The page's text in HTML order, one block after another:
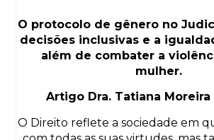
O protocolo de gênero no
decisões inclusivas e a
além de combater a
mulher.
Artigo Dra. Tatiana Moreira
O Direito reflete a sociedade em